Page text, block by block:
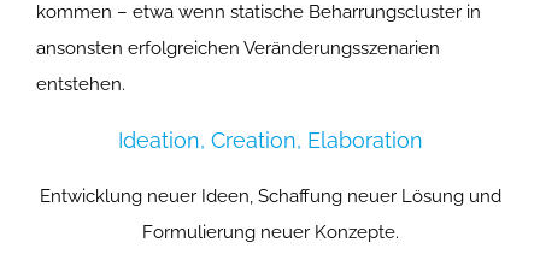
kommen – etwa wenn statische Beharrungscluster in
ansonsten erfolgreichen Veränderungsszenarien
entstehen.
Ideation, Creation, Elaboration
Entwicklung neuer Ideen, Schaffung neuer Lösung und
Formulierung neuer Konzepte.